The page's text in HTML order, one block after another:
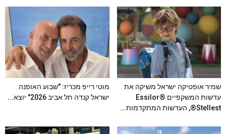
שמיר אופטיקה ישראל משיקה את
עדשות המשקפיים Essilor®
Stellest®, העדשות המתקדמות...
מוטי רייפ מכריז: "שבוע האופנה
ישראל קנדה תל אביב 2026" יוצא...